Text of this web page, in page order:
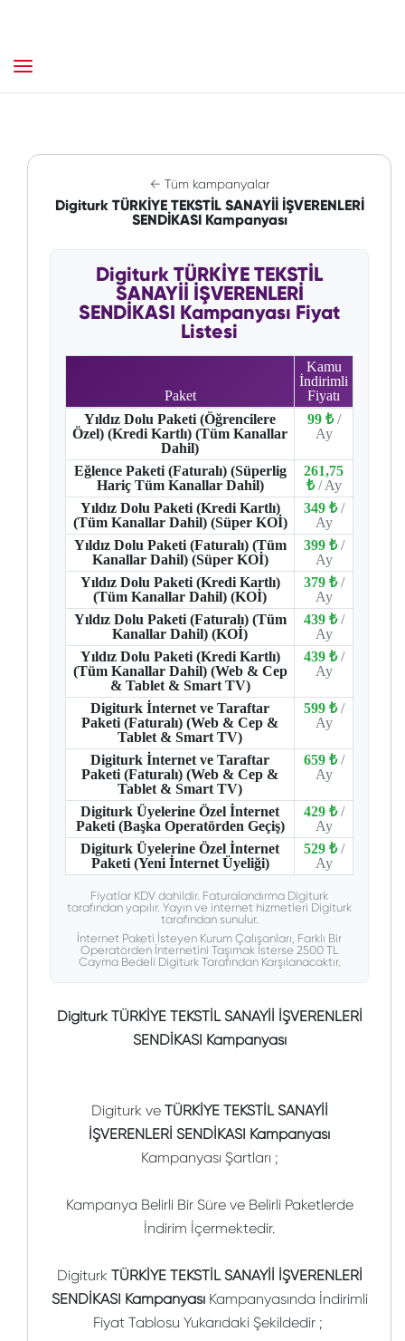
← Tüm kampanyalar
Digiturk TÜRKİYE TEKSTİL SANAYİİ İŞVERENLERİ
SENDİKASI Kampanyası
Digiturk TÜRKİYE TEKSTİL
SANAYİİ İŞVERENLERİ
SENDİKASI Kampanyası Fiyat
Listesi
Paket
Kamu
İndirimli
Fiyatı
Yıldız Dolu Paketi (Öğrencilere
Özel) (Kredi Kartlı) (Tüm Kanallar
Dahil)
99 ₺ /
Ay
Eğlence Paketi (Faturalı) (Süperlig
Hariç Tüm Kanallar Dahil)
261,75
₺ / Ay
Yıldız Dolu Paketi (Kredi Kartlı)
(Tüm Kanallar Dahil) (Süper KOİ)
349 ₺ /
Ay
Yıldız Dolu Paketi (Faturalı) (Tüm
Kanallar Dahil) (Süper KOİ)
399 ₺ /
Ay
Yıldız Dolu Paketi (Kredi Kartlı)
(Tüm Kanallar Dahil) (KOİ)
379 ₺ /
Ay
Yıldız Dolu Paketi (Faturalı) (Tüm
Kanallar Dahil) (KOİ)
439 ₺ /
Ay
Yıldız Dolu Paketi (Kredi Kartlı)
(Tüm Kanallar Dahil) (Web & Cep
& Tablet & Smart TV)
439 ₺ /
Ay
Digiturk İnternet ve Taraftar
Paketi (Faturalı) (Web & Cep &
Tablet & Smart TV)
599 ₺ /
Ay
Digiturk İnternet ve Taraftar
Paketi (Faturalı) (Web & Cep &
Tablet & Smart TV)
659 ₺ /
Ay
Digiturk Üyelerine Özel İnternet
Paketi (Başka Operatörden Geçiş)
429 ₺ /
Ay
Digiturk Üyelerine Özel İnternet
Paketi (Yeni İnternet Üyeliği)
529 ₺ /
Ay
Fiyatlar KDV dahildir. Faturalandırma Digiturk
tarafından yapılır. Yayın ve internet hizmetleri Digiturk
tarafından sunulur.
İnternet Paketi İsteyen Kurum Çalışanları, Farklı Bir
Operatörden İnternetini Taşımak İsterse 2500 TL
Cayma Bedeli Digiturk Tarafından Karşılanacaktır.
Digiturk TÜRKİYE TEKSTİL SANAYİİ İŞVERENLERİ
SENDİKASI Kampanyası
Digiturk ve TÜRKİYE TEKSTİL SANAYİİ
İŞVERENLERİ SENDİKASI Kampanyası
Kampanyası Şartları ;
Kampanya Belirli Bir Süre ve Belirli Paketlerde
İndirim İçermektedir.
Digiturk TÜRKİYE TEKSTİL SANAYİİ İŞVERENLERİ
SENDİKASI KampanyasıKampanyasında İndirimli
Fiyat Tablosu Yukarıdaki Şekildedir ;